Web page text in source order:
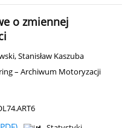
o zmiennej
,Stanisław Kaszuba
– Archiwum Motoryzacji